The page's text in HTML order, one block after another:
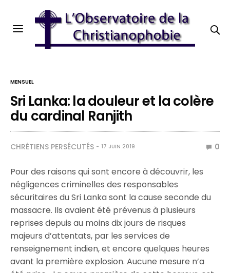
MENSUEL
Sri Lanka: la douleur et la colère
du cardinal Ranjith
CHRÉTIENS PERSÉCUTÉS 17 JUIN 2019 0
Pour des raisons qui sont encore à découvrir, les
négligences criminelles des responsables
sécuritaires du Sri Lanka sont la cause seconde du
massacre. Ils avaient été prévenus à plusieurs
reprises depuis au moins dix jours de risques
majeurs d’attentats, par les services de
renseignement indien, et encore quelques heures
avant la première explosion. Aucune mesure n’a